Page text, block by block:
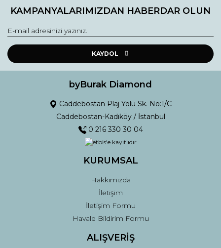
Görüş ve önerileriniz için teşekkür ederiz.
Ürün resmi kalitesiz, bozuk veya görüntülenemiyor.
Ürün açıklamasında eksik bilgiler bulunuyor.
Ürün fiyatı diğer sitelerden daha pahalı.
Gönder
KAMPANYALARIMIZDAN HABERDAR OLUN
KAYDOL
byBurak Diamond
Caddebostan Plaj Yolu Sk. No:1/C
Caddebostan-Kadıköy / İstanbul
0 216 330 30 04
KURUMSAL
Hakkımızda
İletişim
İletişim Formu
Havale Bildirim Formu
ALIŞVERİŞ